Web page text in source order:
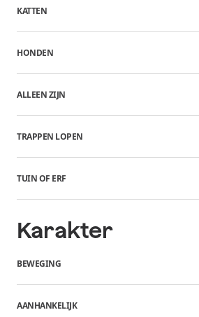
KATTEN
HONDEN
ALLEEN ZIJN
TRAPPEN LOPEN
TUIN OF ERF
Karakter
BEWEGING
AANHANKELIJK